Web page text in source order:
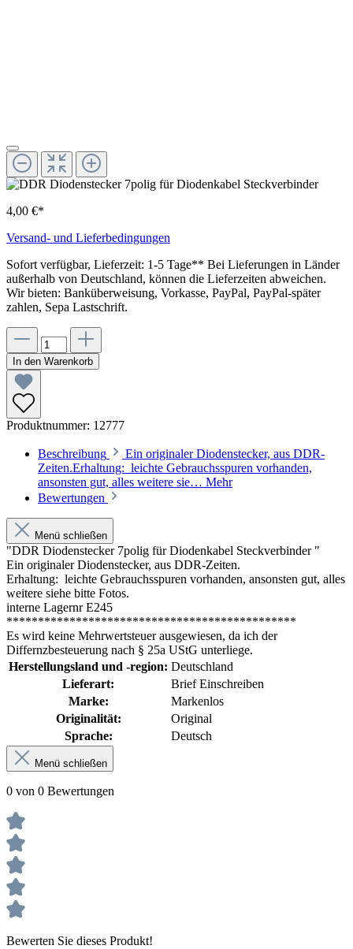
4,00 €*
Versand- und Lieferbedingungen
Sofort verfügbar, Lieferzeit: 1-5 Tage** Bei Lieferungen in Länder
außerhalb von Deutschland, können die Lieferzeiten abweichen.
Wir bieten: Banküberweisung, Vorkasse, PayPal, PayPal-später
zahlen, Sepa Lastschrift.
In den Warenkorb
Produktnummer: 12777
Beschreibung
Ein originaler Diodenstecker, aus DDR-
Zeiten.Erhaltung: leichte Gebrauchsspuren vorhanden,
ansonsten gut, alles weitere sie… Mehr
Bewertungen
Menü schließen
"DDR Diodenstecker 7polig für Diodenkabel Steckverbinder "
Ein originaler Diodenstecker, aus DDR-Zeiten.
Erhaltung: leichte Gebrauchsspuren vorhanden, ansonsten gut, alles
weitere siehe bitte Fotos.
interne Lagernr E245
**********************************************
Es wird keine Mehrwertsteuer ausgewiesen, da ich der
Differnzbesteuerung nach § 25a UStG unterliege.
Herstellungsland und -region: Deutschland
Lieferart:
Brief Einschreiben
Marke:
Markenlos
Originalität:
Original
Sprache:
Deutsch
Menü schließen
0 von 0 Bewertungen
Bewerten Sie dieses Produkt!